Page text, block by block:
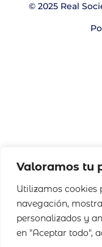
Valoramos tu
Utilizamos cookies
navegación,
personalizados y
en "Aceptar todo",
© 2025 Real